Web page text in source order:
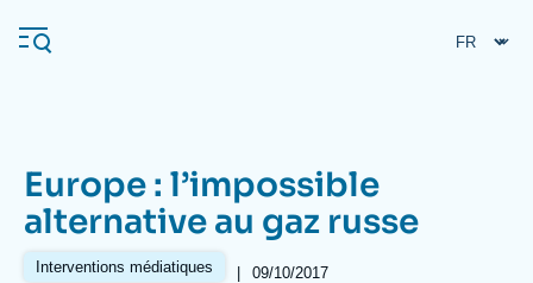
au
contenu
Navigation
principale
L'Ifri
Europe : l’impossible
alternative au gaz russe
Interventions médiatiques | 09/10/2017